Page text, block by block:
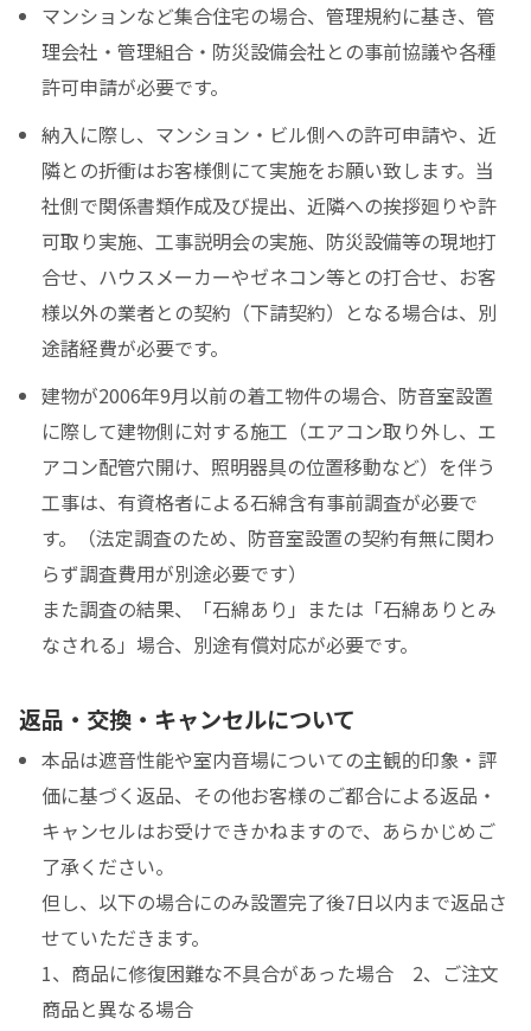
マンションなど集合住宅の場合、管理規約に基き、管
理会社・管理組合・防災設備会社との事前協議や各種
許可申請が必要です。
納入に際し、マンション・ビル側への許可申請や、近
隣との折衝はお客様側にて実施をお願い致します。当
社側で関係書類作成及び提出、近隣への挨拶廻りや許
可取り実施、工事説明会の実施、防災設備等の現地打
合せ、ハウスメーカーやゼネコン等との打合せ、お客
様以外の業者との契約（下請契約）となる場合は、別
途諸経費が必要です。
建物が2006年9月以前の着工物件の場合、防音室設置
に際して建物側に対する施工（エアコン取り外し、エ
アコン配管穴開け、照明器具の位置移動など）を伴う
工事は、有資格者による石綿含有事前調査が必要で
す。（法定調査のため、防音室設置の契約有無に関わ
らず調査費用が別途必要です）
また調査の結果、「石綿あり」または「石綿ありとみ
なされる」場合、別途有償対応が必要です。
返品・交換・キャンセルについて
本品は遮音性能や室内音場についての主観的印象・評
価に基づく返品、その他お客様のご都合による返品・
キャンセルはお受けできかねますので、あらかじめご
了承ください。
但し、以下の場合にのみ設置完了後7日以内まで返品さ
せていただきます。
1、商品に修復困難な不具合があった場合 2、ご注文
商品と異なる場合